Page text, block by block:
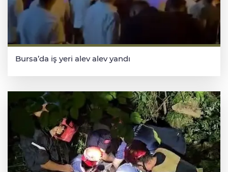
Bursa’da iş yeri alev alev yandı